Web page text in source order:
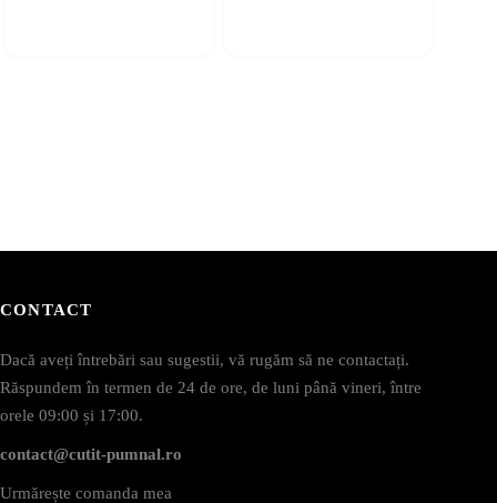
CONTACT
Dacă aveți întrebări sau sugestii, vă rugăm să ne contactați.
Răspundem în termen de 24 de ore, de luni până vineri, între
orele 09:00 și 17:00.
contact@cutit-pumnal.ro
Urmărește comanda mea